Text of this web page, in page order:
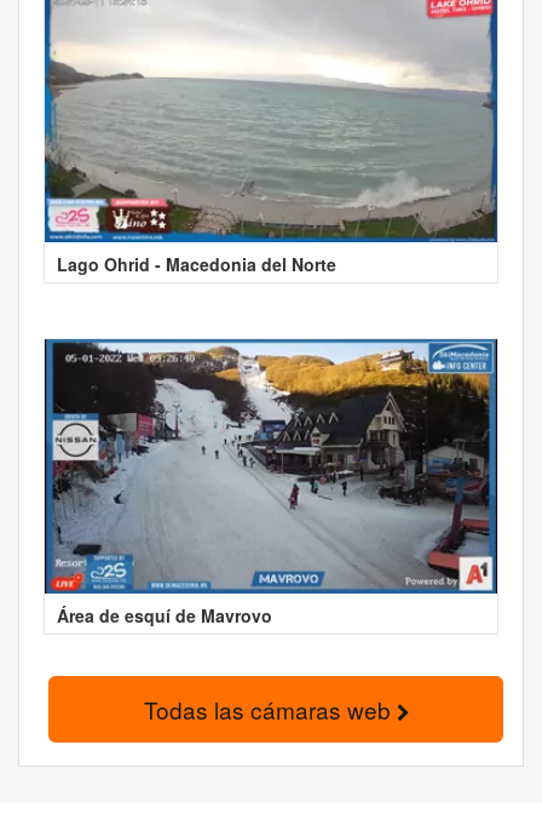
Lago Ohrid - Macedonia del Norte
Área de esquí de Mavrovo
Todas las cámaras web